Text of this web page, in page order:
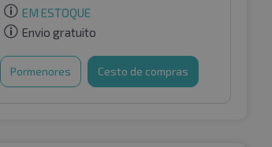
EM ESTOQUE
Envio gratuito
Pormenores Cesto de compras